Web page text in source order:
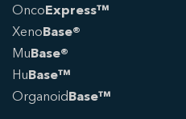
OncoExpress™
XenoBase®
MuBase®
HuBase™
OrganoidBase™